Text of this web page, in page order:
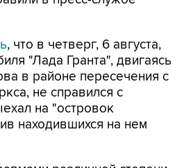
, что в четверг, 6 августа,
"Лада Гранта", двигаясь
в районе пересечения с
не справился с
на "островок
находившихся на нем